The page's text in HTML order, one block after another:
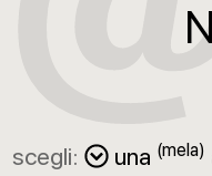
scegli: una (mela)